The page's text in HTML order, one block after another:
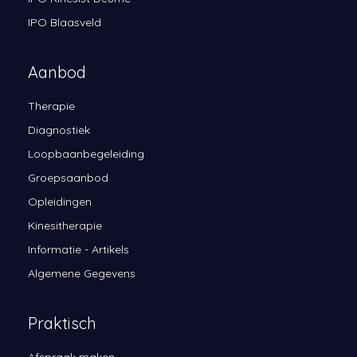
IPO Blaasveld
Aanbod
Therapie
Diagnostiek
Loopbaanbegeleiding
Groepsaanbod
Opleidingen
Kinesitherapie
Informatie - Artikels
Algemene Gegevens
Praktisch